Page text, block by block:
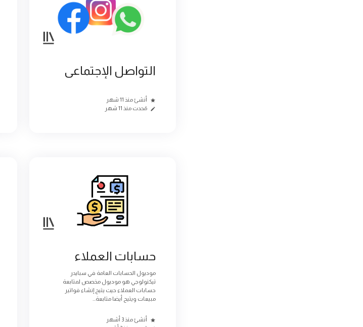
التواصل الإجتماعى
أنشئ منذ 11 شهر
مُحدث منذ 11 شهر
حسابات العملاء
موديول الحسابات العامة في سبايدر
تيكنولوجي هو موديول مخصص لمتابعة
حسابات العملاء حيث يتيح إنشاء فواتير
مبيعات ويتيح أيضا متابعة...
أنشئ منذ 3 أشهر